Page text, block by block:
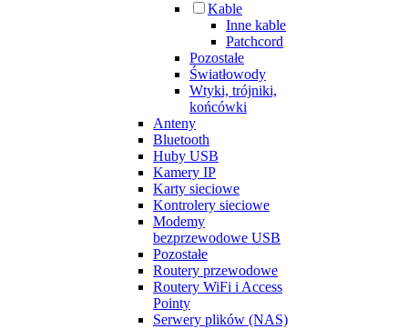
Kable
Inne kable
Patchcord
Pozostałe
Światłowody
Wtyki, trójniki,
końcówki
Anteny
Bluetooth
Huby USB
Kamery IP
Karty sieciowe
Kontrolery sieciowe
Modemy
bezprzewodowe USB
Pozostałe
Routery przewodowe
Routery WiFi i Access
Pointy
Serwery plików (NAS)